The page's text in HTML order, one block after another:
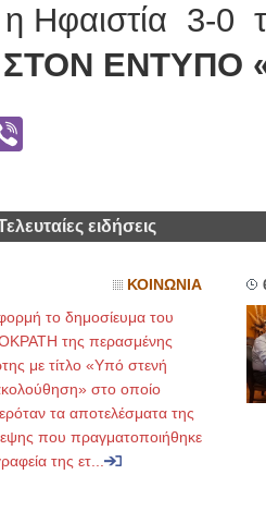
η Ηφαιστία 3-0
ΕΝΤΥΠΟ
ειδήσεις
ΚΟΙΝΩΝΙΑ
το δημοσίευμα του
της περασμένης
με τίτλο «Υπό στενή
στο οποίο
τα αποτελέσματα της
που πραγματοποιήθηκε
της ετ...